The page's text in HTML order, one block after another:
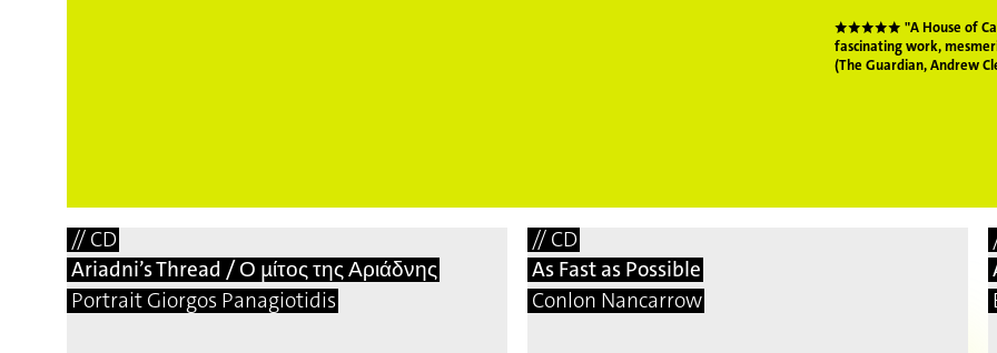
// CD
Ariadni’s Thread / Ο μίτος της Αριάδνης
Portrait Giorgos Panagiotidis
// CD
As Fast as Possible
Conlon Nancarrow
★★★★★ "A House of
fascinating work,
(The Guardian, Andrew